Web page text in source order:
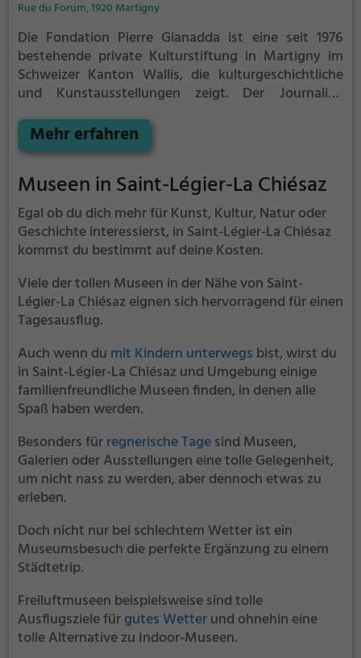
Rue du Forum, 1920 Martigny
Die Fondation Pierre Gianadda ist eine seit 1976
bestehende private Kulturstiftung in Martigny im
Schweizer Kanton Wallis, die kulturgeschichtliche
und Kunstausstellungen zeigt. Der Journalist,
1935) aus Martigny entdeckte 1976 auf einer seiner
Bauparzellen am Stadtrand die Überreste eines
geweiht war. Er liess die Fundamente des antiken
Bauwerks konservieren und baute darüber ein
grosses, fensterloses Betongebäude nach seinem
eigenen Entwurf. Die Halle dient seither als
Ausstellungsort für archäologische Fundobjekte aus
Martigny und für Wechselausstellungen. Als
Trägerschaft für die Einrichtung gründete Léonard
Gianadda zum Gedächtnis an seinen jüngeren, bei
einem Flugzeugabsturz ums Leben gekommenen
Bruder Pierre, eine Kultur-Stiftung mit dem Namen
Fondation Pierre Gianadda.
Mehr erfahren
Museen in Saint-Légier-La Chiésaz
Egal ob du dich mehr für Kunst, Kultur, Natur oder
Geschichte interessierst, in Saint-Légier-La Chiésaz
kommst du bestimmt auf deine Kosten.
Viele der tollen Museen in der Nähe von Saint-
Légier-La Chiésaz eignen sich hervorragend für einen
Tagesausflug.
Auch wenn du mit Kindern unterwegs bist, wirst du
in Saint-Légier-La Chiésaz und Umgebung einige
familienfreundliche Museen finden, in denen alle
Spaß haben werden.
Besonders fürregnerische Tagesind Museen,
Galerien oder Ausstellungen eine tolle Gelegenheit,
um nicht nass zu werden, aber dennoch etwas zu
erleben.
Doch nicht nur bei schlechtem Wetter ist ein
Museumsbesuch die perfekte Ergänzung zu einem
Städtetrip.
Freiluftmuseen beispielsweise sind tolle
Ausflugsziele fürgutes Wetterund ohnehin eine
tolle Alternative zu Indoor-Museen.